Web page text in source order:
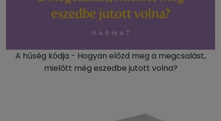
A hűség kódja - Hogyan előzd meg a megcsalást,
mielőtt még eszedbe jutott volna?